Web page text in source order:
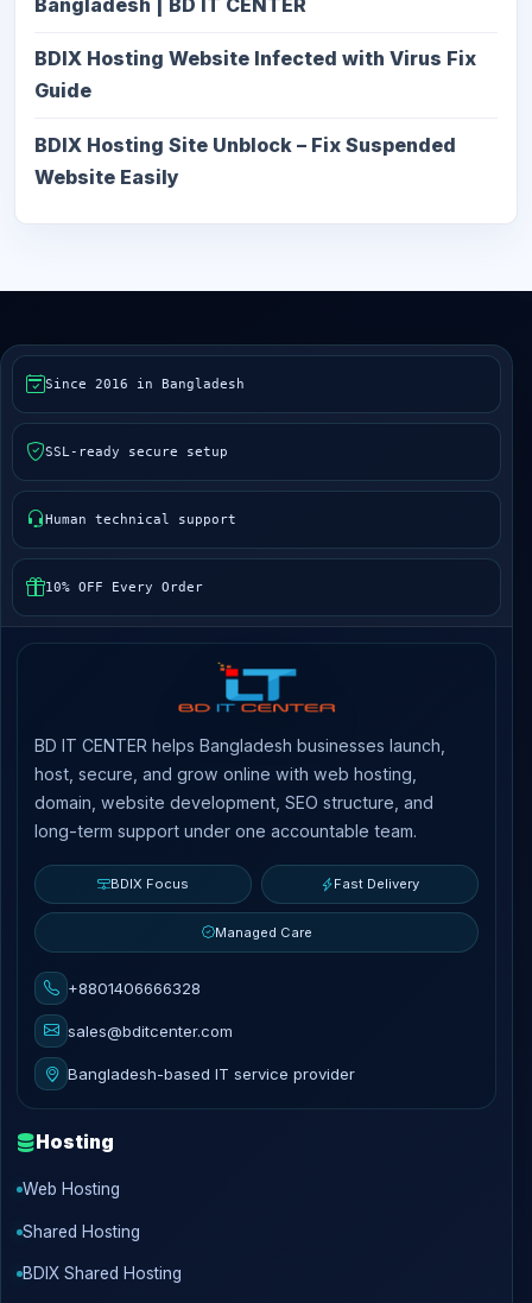
BDIX Hosting Website Infected with Virus Fix
Guide
BDIX Hosting Site Unblock – Fix Suspended
Website Easily
Since 2016 in Bangladesh
SSL-ready secure setup
Human technical support
10% OFF Every Order
BD IT CENTER helps Bangladesh businesses launch,
host, secure, and grow online with web hosting,
domain, website development, SEO structure, and
long-term support under one accountable team.
BDIX Focus Fast Delivery
Managed Care
+8801406666328
sales@bditcenter.com
Bangladesh-based IT service provider
Hosting
Web Hosting
Shared Hosting
BDIX Shared Hosting